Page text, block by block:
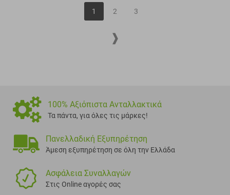
1 2 3
100% Αξιόπιστα Ανταλλακτικά
Τα πάντα, για όλες τις μάρκες!
Πανελλαδική Εξυπηρέτηση
Άμεση εξυπηρέτηση σε όλη την Ελλάδα
Ασφάλεια Συναλλαγών
Στις Online αγορές σας